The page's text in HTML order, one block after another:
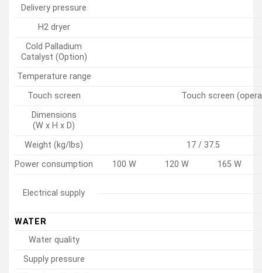
Delivery pressure
H2 dryer
Cold Palladium
Catalyst (Option)
Temperature range
Touch screen
Touch screen
Dimensions
(W x H x D)
Weight (kg/lbs)
17 / 37.5
Power consumption
100 W 120 W 165 W
Electrical supply
WATER
Water quality
Supply pressure